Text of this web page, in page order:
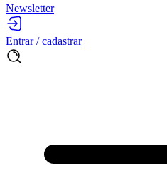
Newsletter
Entrar / cadastrar